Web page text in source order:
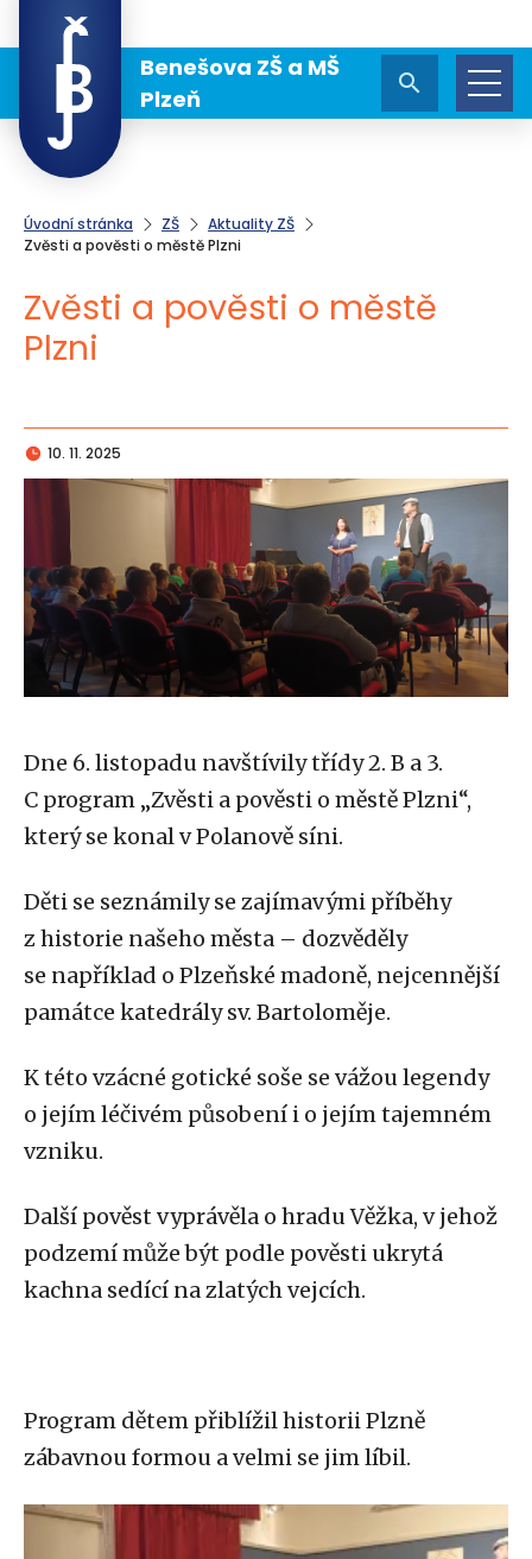
Benešova ZŠ a MŠ
Plzeň
Úvodní stránka ZŠ
Aktuality ZŠ
Zvěsti a pověsti o městě Plzni
Zvěsti a pověsti o městě
Plzni
10. 11. 2025
Dne 6. listopadu navštívily třídy 2. B a 3.
C program „Zvěsti a pověsti o městě Plzni“,
který se konal v Polanově síni.
Děti se seznámily se zajímavými příběhy
z historie našeho města – dozvěděly
se například o Plzeňské madoně, nejcennější
památce katedrály sv. Bartoloměje.
K této vzácné gotické soše se vážou legendy
o jejím léčivém působení i o jejím tajemném
vzniku.
Další pověst vyprávěla o hradu Věžka, v jehož
podzemí může být podle pověsti ukrytá
kachna sedící na zlatých vejcích.
Program dětem přiblížil historii Plzně
zábavnou formou a velmi se jim líbil.